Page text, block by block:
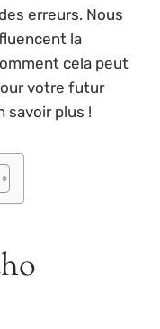
erreurs. Nous
la
cela peut
votre futur
savoir plus !